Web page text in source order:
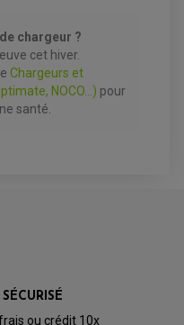
chargeur ?
cet hiver.
Chargeurs et
NOCO...) pour
santé.
Basé sur 3 avis
ou crédit 10x